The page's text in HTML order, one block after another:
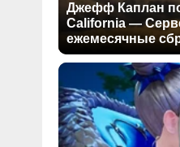
Джефф Каплан
California —
ежемесячные